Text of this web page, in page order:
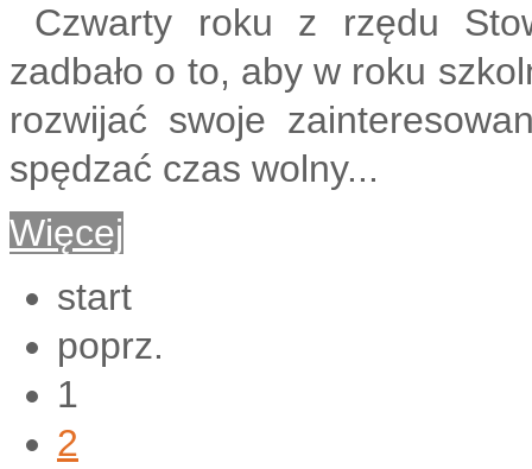
Czwarty roku z rzędu
zadbało o to, aby w roku
rozwijać swoje
spędzać czas wolny...
Więcej
start
poprz.
1
2